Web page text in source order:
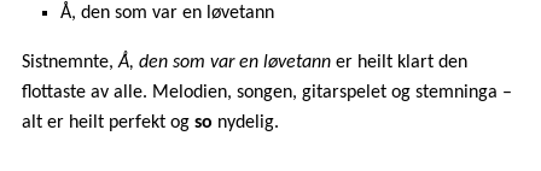
Å, den som var en løvetann
Sistnemnte,Å, den som var en løvetanner heilt klart den
flottaste av alle. Melodien, songen, gitarspelet og stemninga –
alt er heilt perfekt og so nydelig.